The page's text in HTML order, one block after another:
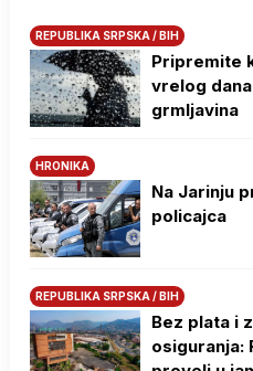
REPUBLIKA SRPSKA / BIH
Pripremite
vrelog
grmljavina
HRONIKA
Na Јarinju
policajca
REPUBLIKA SRPSKA / BIH
Bez plata i
osiguranja: